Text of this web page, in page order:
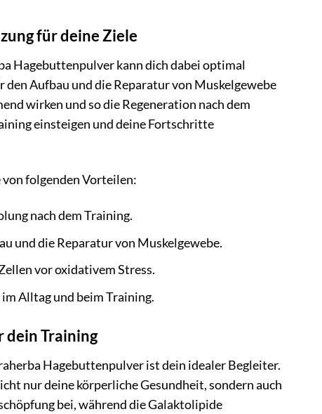
für deine Ziele
Hagebuttenpulver kann dich dabei optimal
Aufbau und die Reparatur von Muskelgewebe
wirken und so die Regeneration nach dem
einsteigen und deine Fortschritte
folgenden Vorteilen:
nach dem Training.
und die Reparatur von Muskelgewebe.
vor oxidativem Stress.
Alltag und beim Training.
dein Training
Hagebuttenpulver ist dein idealer Begleiter.
nur deine körperliche Gesundheit, sondern auch
bei, während die Galaktolipide